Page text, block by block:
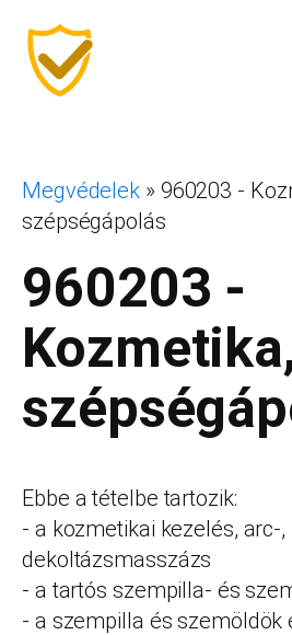
Megvédelek » 960203 -
szépségápolás
960203 -
Kozmetika,
Ebbe a tételbe tartozik:
- a kozmetikai kezelés, arc-,
dekoltázsmasszázs
- a tartós szempilla- és
- a szempilla és szemöldök